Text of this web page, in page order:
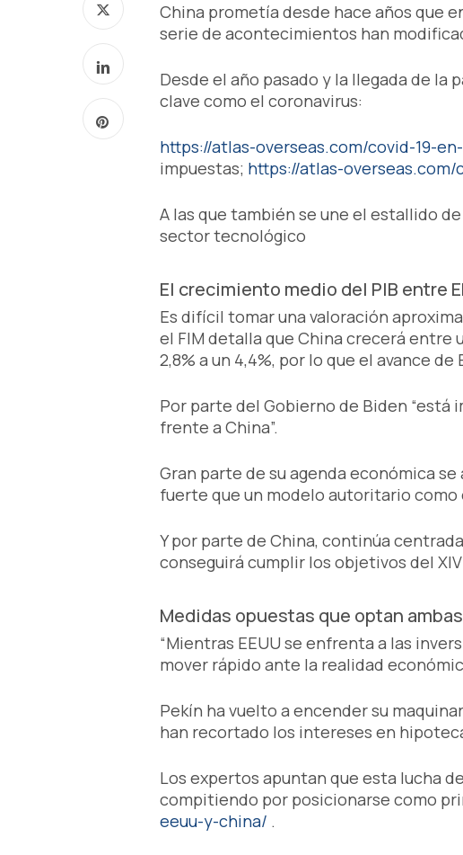
China prometía desde hace años que
serie de acontecimientos han
Desde el año pasado y la llegada de
clave como el coronavirus:
https://atlas-overseas.com/covid-19-
impuestas; https://atlas-
A las que también se une el estallido
sector tecnológico
El crecimiento medio del PIB entre
Es difícil tomar una valoración
el FIM detalla que China crecerá entre
2,8% a un 4,4%, por lo que el avance
Por parte del Gobierno de Biden
frente a China”.
Gran parte de su agenda económica
fuerte que un modelo autoritario como
Y por parte de China, continúa
conseguirá cumplir los objetivos del
Medidas opuestas que optan
“Mientras EEUU se enfrenta a las
mover rápido ante la realidad
Pekín ha vuelto a encender su
han recortado los intereses en
Los expertos apuntan que esta lucha
compitiendo por posicionarse como
eeuu-y-china/ .